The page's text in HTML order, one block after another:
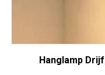
Hanglamp